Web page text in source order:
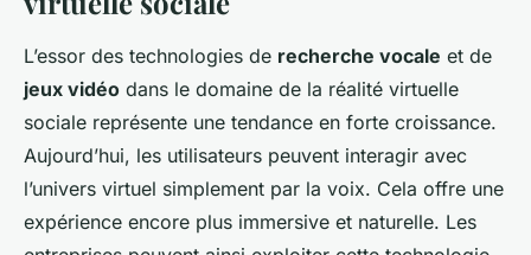
L’essor des technologies de recherche vocale et de
jeux vidéo dans le domaine de la réalité virtuelle
sociale représente une tendance en forte croissance.
Aujourd’hui, les utilisateurs peuvent interagir avec
l’univers virtuel simplement par la voix. Cela offre une
expérience encore plus immersive et naturelle. Les